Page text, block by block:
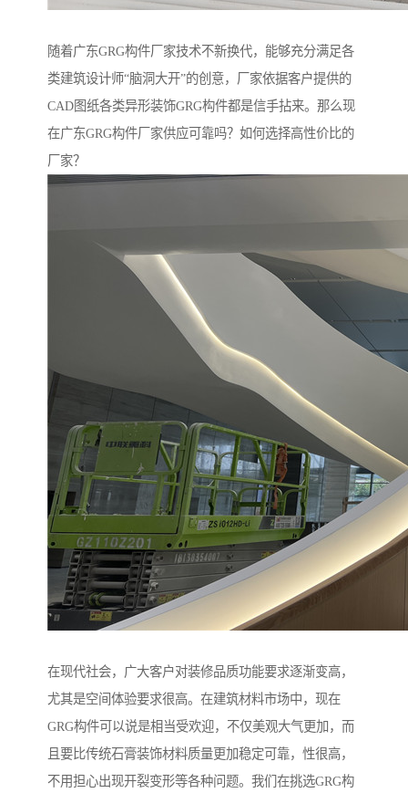
随着广东GRG构件厂家技术不新换代，能够充分满足各
类建筑设计师“脑洞大开”的创意，厂家依据客户提供的
CAD图纸各类异形装饰GRG构件都是信手拈来。那么现
在广东GRG构件厂家供应可靠吗？如何选择高性价比的
厂家？
在现代社会，广大客户对装修品质功能要求逐渐变高，
尤其是空间体验要求很高。在建筑材料市场中，现在
GRG构件可以说是相当受欢迎，不仅美观大气更加，而
且要比传统石膏装饰材料质量更加稳定可靠，性很高，
不用担心出现开裂变形等各种问题。我们在挑选GRG构